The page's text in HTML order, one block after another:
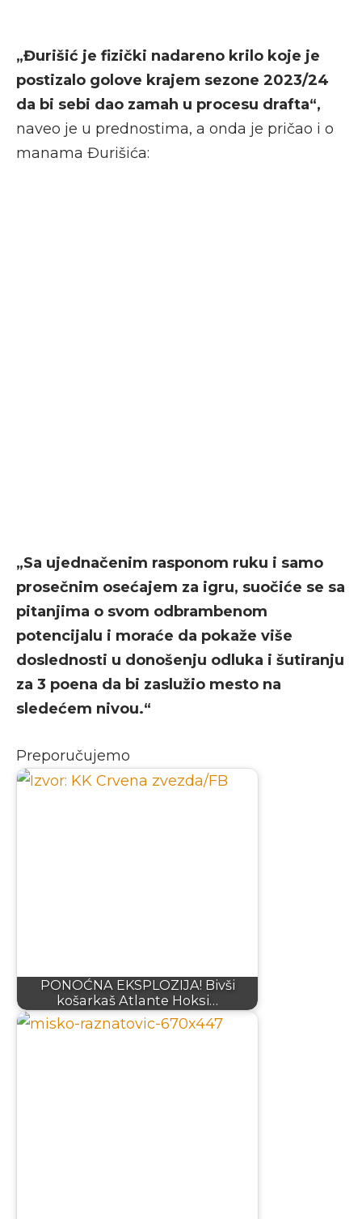
„Đurišić je fizički nadareno krilo koje je
postizalo golove krajem sezone 2023/24
da bi sebi dao zamah u procesu drafta“,
naveo je u prednostima, a onda je pričao i o
manama Đurišića:
„Sa ujednačenim rasponom ruku i samo
prosečnim osećajem za igru, suočiće se sa
pitanjima o svom odbrambenom
potencijalu i moraće da pokaže više
doslednosti u donošenju odluka i šutiranju
za 3 poena da bi zaslužio mesto na
sledećem nivou.“
Preporučujemo
PONOĆNA EKSPLOZIJA! Bivši
košarkaš Atlante Hoksi…